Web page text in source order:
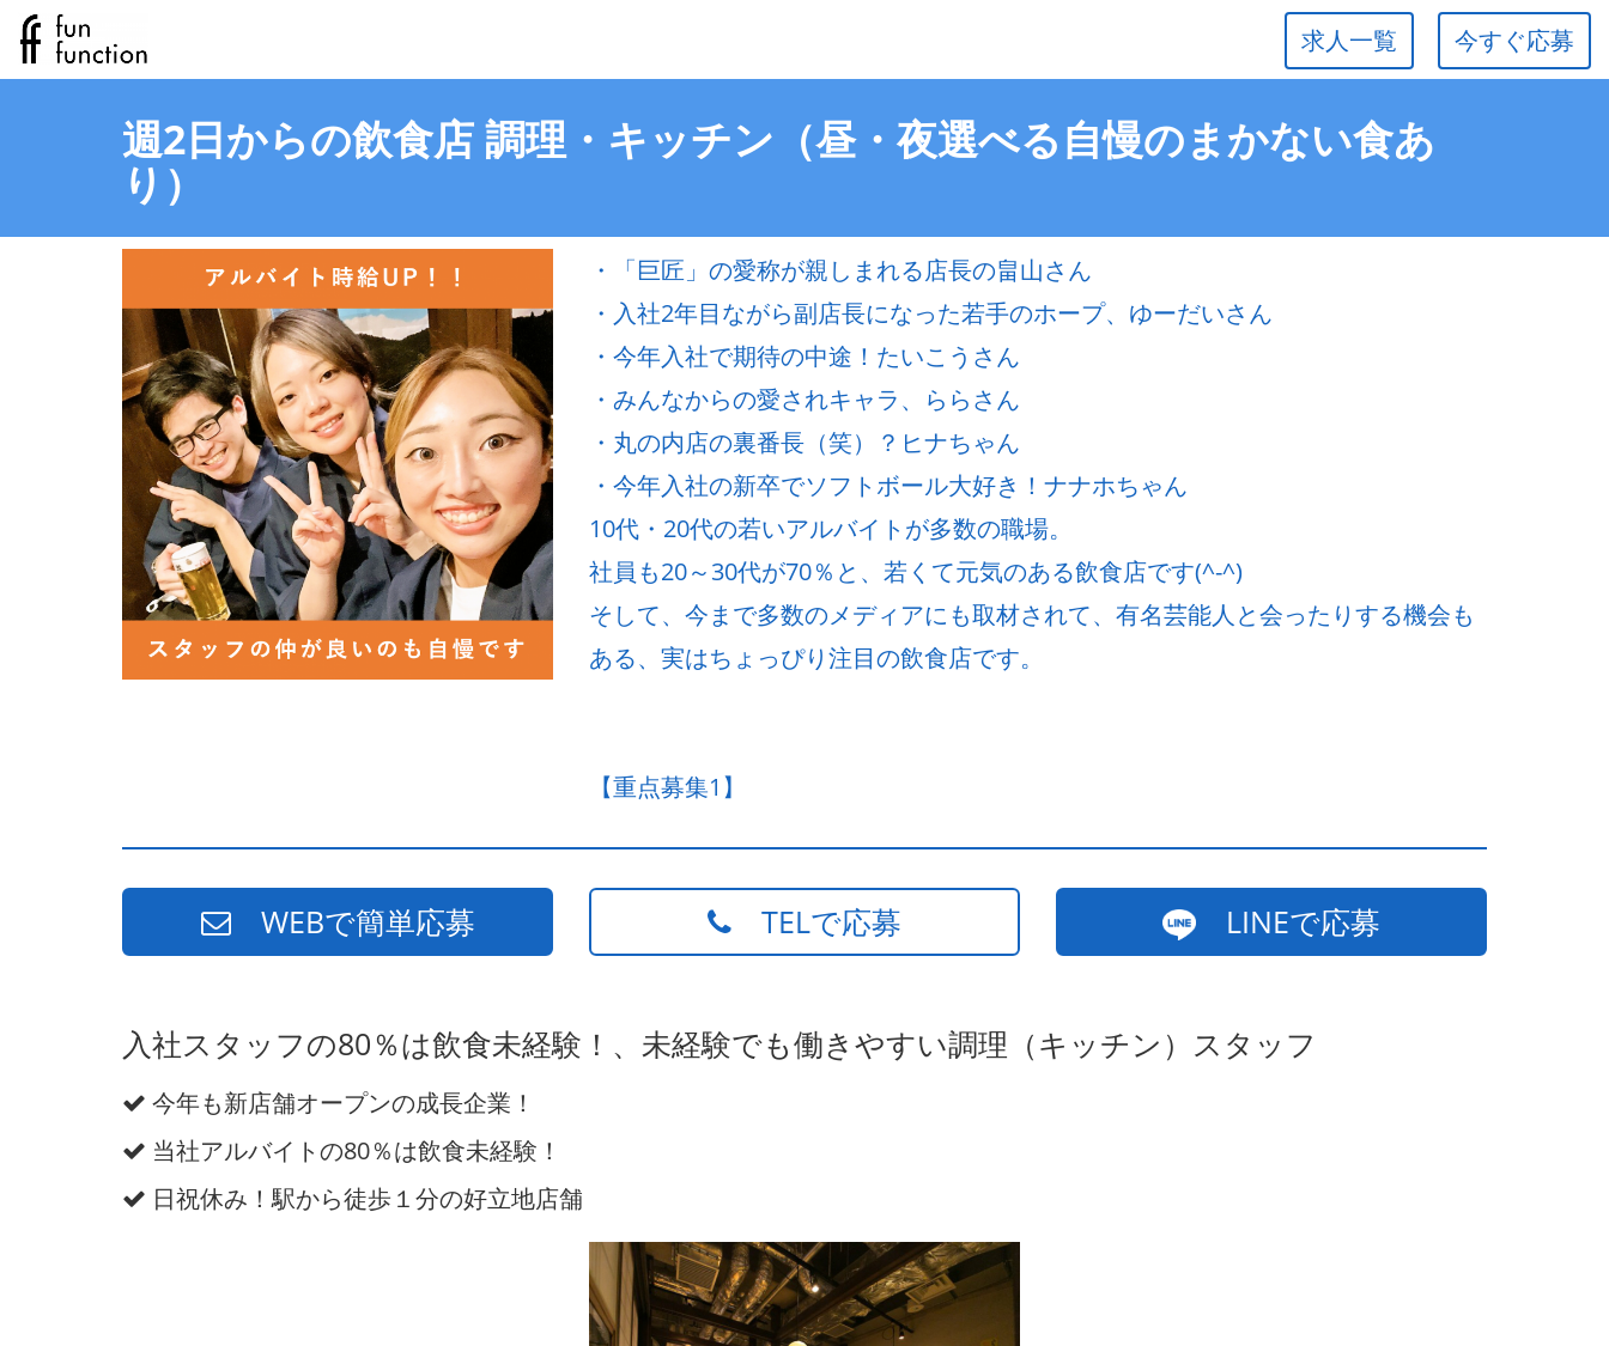
今すぐ応募
求人一覧
週2日からの飲食店 調理・キッチン（昼・夜選べる自慢のまかない食あ
り）
・「巨匠」の愛称が親しまれる店長の畠山さん
・入社2年目ながら副店長になった若手のホープ、ゆーだいさん
・今年入社で期待の中途！たいこうさん
・みんなからの愛されキャラ、ららさん
・丸の内店の裏番長（笑）？ヒナちゃん
・今年入社の新卒でソフトボール大好き！ナナホちゃん
10代・20代の若いアルバイトが多数の職場。
社員も20～30代が70％と、若くて元気のある飲食店です(^-^)
そして、今まで多数のメディアにも取材されて、有名芸能人と会ったりする機会も
ある、実はちょっぴり注目の飲食店です。
【重点募集1】
WEBで簡単応募 TELで応募 LINEで応募
入社スタッフの80％は飲食未経験！、未経験でも働きやすい調理（キッチン）スタッフ
今年も新店舗オープンの成長企業！
当社アルバイトの80％は飲食未経験！
日祝休み！駅から徒歩１分の好立地店舗